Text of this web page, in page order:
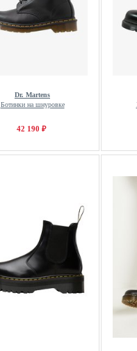
Dr. Martens
Ботинки на шнуровке
42 190 ₽